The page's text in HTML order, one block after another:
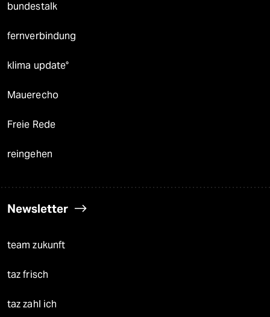
bundestalk
fernverbindung
klima update°
Mauerecho
Freie Rede
reingehen
Newsletter
team zukunft
taz frisch
taz zahl ich